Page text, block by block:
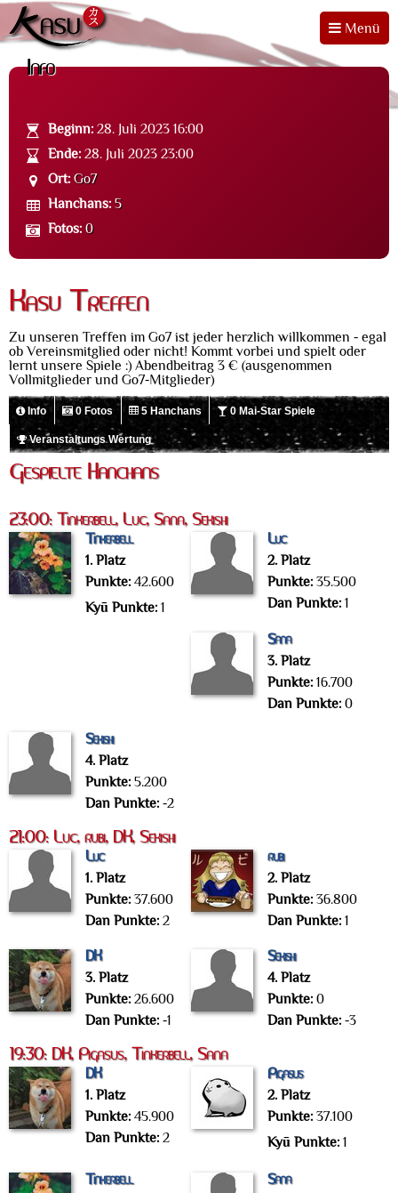
Menü
Info
Beginn: 28. Juli 2023 16:00
Ende: 28. Juli 2023 23:00
Ort: Go7
Hanchans: 5
Fotos: 0
Kasu Treffen
Zu unseren Treffen im Go7 ist jeder herzlich willkommen - egal
ob Vereinsmitglied oder nicht! Kommt vorbei und spielt oder
lernt unsere Spiele :) Abendbeitrag 3 € (ausgenommen
Vollmitglieder und Go7-Mitglieder)
Info 0 Fotos 5 Hanchans 0 Mai-Star Spiele
Veranstaltungs Wertung
Gespielte Hanchans
23:00: Tinkerbell, Luc, Sana, Sekishi
Tinkerbell
1. Platz
Punkte: 42.600
Kyū Punkte: 1
Luc
2. Platz
Punkte: 35.500
Dan Punkte: 1
Sana
3. Platz
Punkte: 16.700
Dan Punkte: 0
Sekishi
4. Platz
Punkte: 5.200
Dan Punkte: -2
21:00: Luc, rubi, DK, Sekishi
Luc
1. Platz
Punkte: 37.600
Dan Punkte: 2
rubi
2. Platz
Punkte: 36.800
Dan Punkte: 1
DK
3. Platz
Punkte: 26.600
Dan Punkte: -1
Sekishi
4. Platz
Punkte: 0
Dan Punkte: -3
19:30: DK, Pigasus, Tinkerbell, Sana
DK
1. Platz
Punkte: 45.900
Dan Punkte: 2
Pigasus
2. Platz
Punkte: 37.100
Kyū Punkte: 1
Tinkerbell
Sana